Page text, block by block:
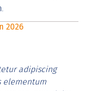
2026
adipiscing
elementum